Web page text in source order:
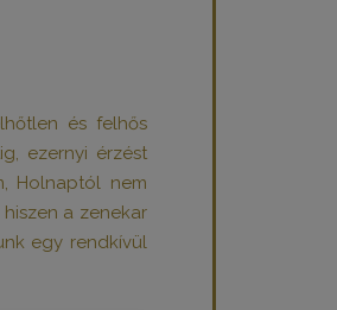
és felhős
ezernyi érzést
Holnaptól nem
a zenekar
egy rendkívül